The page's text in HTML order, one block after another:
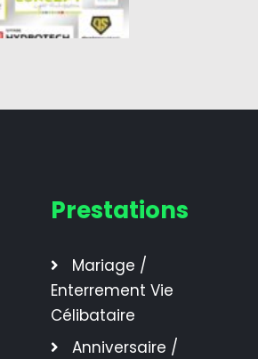
Prestations
Mariage /
Enterrement Vie
Célibataire
Anniversaire /